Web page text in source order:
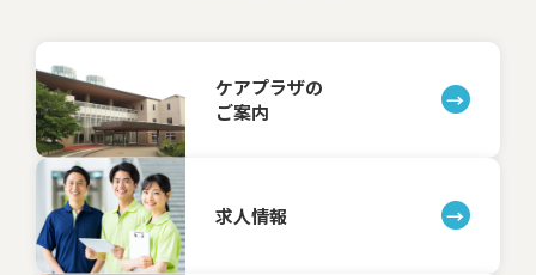
ケアプラザの
ご案内
求人情報